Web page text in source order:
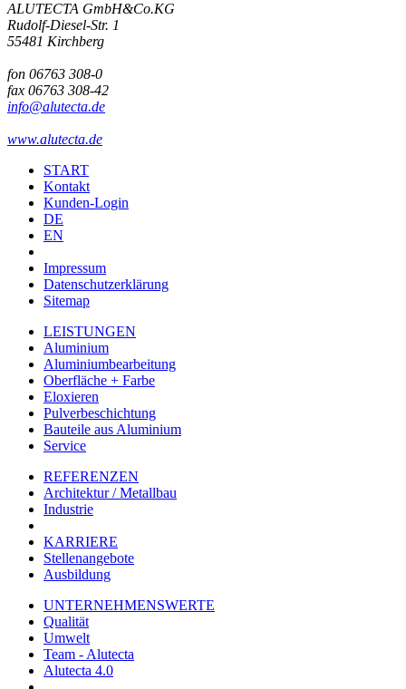
ALUTECTA GmbH&Co.KG
Rudolf-Diesel-Str. 1
55481 Kirchberg
fon 06763 308-0
fax 06763 308-42
info@alutecta.de
www.alutecta.de
START
Kontakt
Kunden-Login
DE
EN
Impressum
Datenschutzerklärung
Sitemap
LEISTUNGEN
Aluminium
Aluminiumbearbeitung
Oberfläche + Farbe
Eloxieren
Pulverbeschichtung
Bauteile aus Aluminium
Service
REFERENZEN
Architektur / Metallbau
Industrie
KARRIERE
Stellenangebote
Ausbildung
UNTERNEHMENSWERTE
Qualität
Umwelt
Team - Alutecta
Alutecta 4.0